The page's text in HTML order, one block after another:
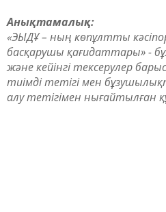
Анықтамалық:
«ЭЫДҰ – ның көпұлтты
басқарушы қағидаттары» -
және кейінгі тексерулер
тиімді тетігі мен
алу тетігімен нығайтылған